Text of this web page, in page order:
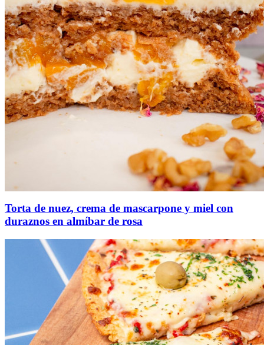
Torta de nuez, crema de mascarpone y miel con
duraznos en almíbar de rosa